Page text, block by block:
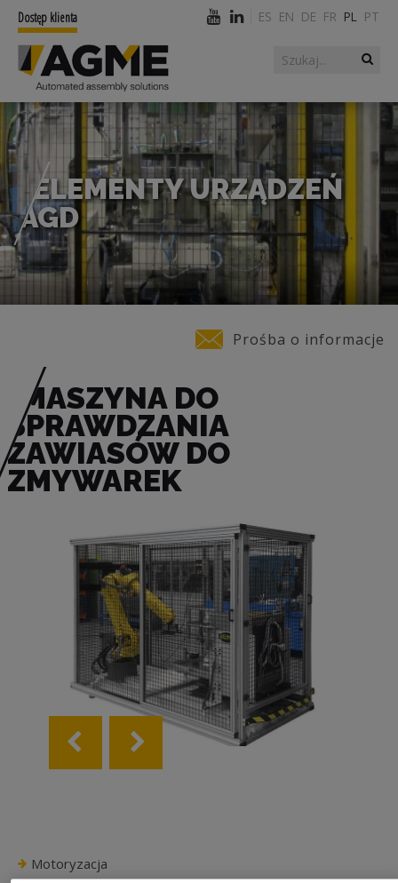
Formularz
wyszukiwania
Szukaj
Dostęp klienta ES EN DE FR PL PT
ELEMENTY URZĄDZEŃ
AGD
Prośba o informacje
MASZYNA DO
SPRAWDZANIA
ZAWIASÓW DO
ZMYWAREK
Motoryzacja